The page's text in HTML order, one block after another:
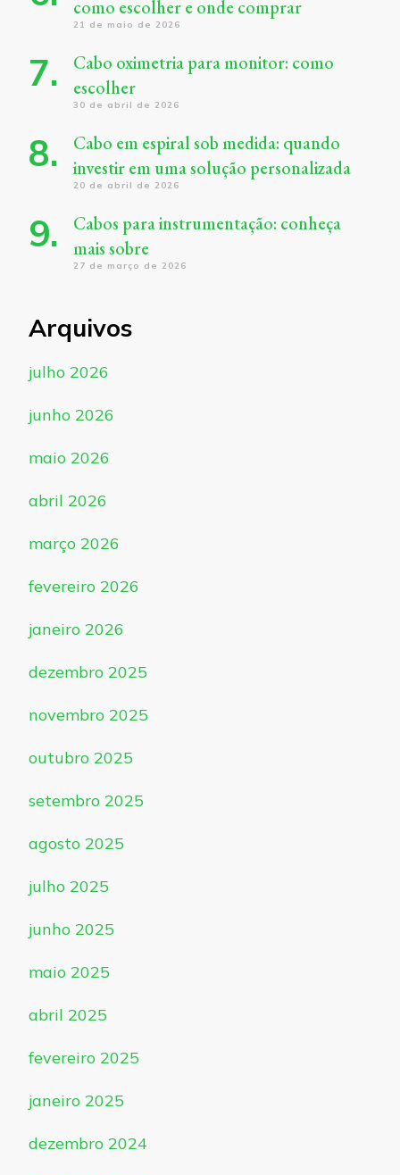
como escolher e onde comprar
21 de maio de 2026
Cabo oximetria para monitor: como
escolher
30 de abril de 2026
Cabo em espiral sob medida: quando
investir em uma solução personalizada
20 de abril de 2026
Cabos para instrumentação: conheça
mais sobre
27 de março de 2026
Arquivos
julho 2026
junho 2026
maio 2026
abril 2026
março 2026
fevereiro 2026
janeiro 2026
dezembro 2025
novembro 2025
outubro 2025
setembro 2025
agosto 2025
julho 2025
junho 2025
maio 2025
abril 2025
fevereiro 2025
janeiro 2025
dezembro 2024